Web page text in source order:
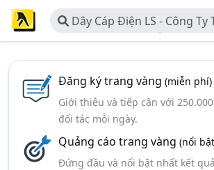
Dây Cáp Điện LS - Công Ty
Cáp Điện Và Hệ Thống LS
Đăng ký trang vàng (miễn phí)
Giới thiệu và tiếp cận với
đối tác mỗi ngày.
Quảng cáo trang vàng (nổi
Đứng đầu và nổi bật nhất kết